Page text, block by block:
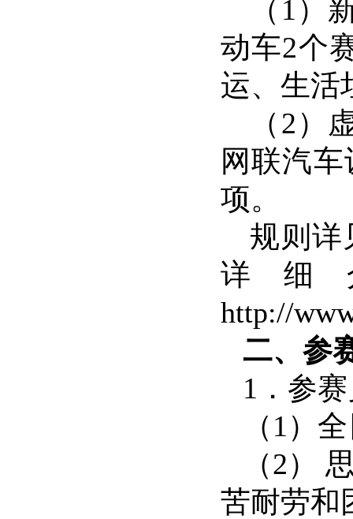
（1）
动车2个
运、生活
（2）
网联汽车
项。
规则详
详细
http://
二、参
1．参
（ 1）
（2）
苦耐劳和